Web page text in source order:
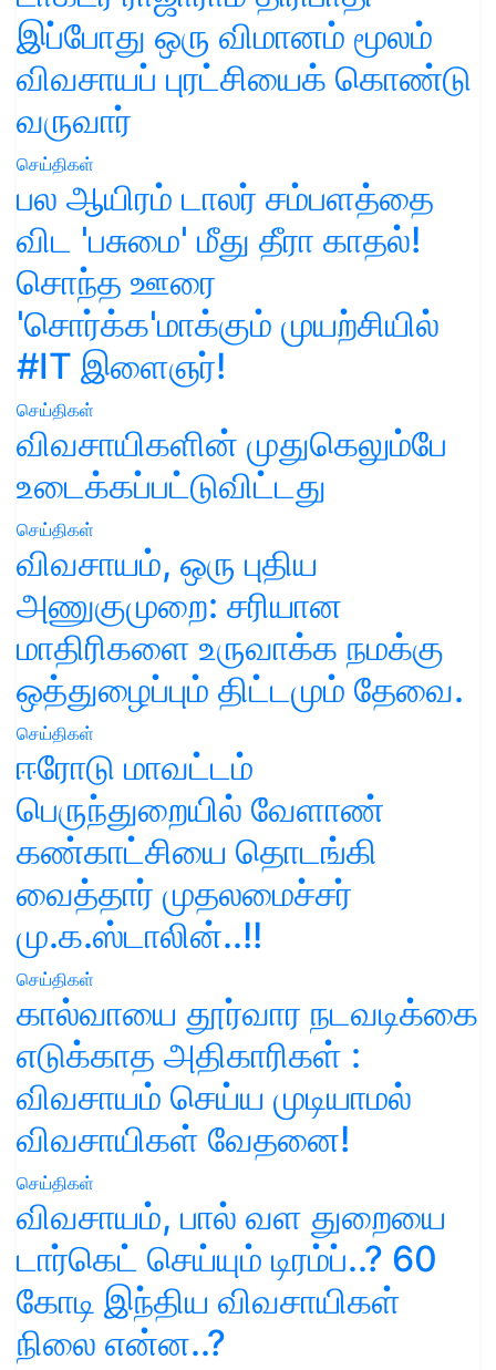
இப்போது ஒரு விமானம் மூலம்
விவசாயப் புரட்சியைக் கொண்டு
வருவார்
செய்திகள்
பல ஆயிரம் டாலர் சம்பளத்தை
விட 'பசுமை' மீது தீரா காதல்!
சொந்த ஊரை
'சொர்க்க'மாக்கும் முயற்சியில்
#IT இளைஞர்!
செய்திகள்
விவசாயிகளின் முதுகெலும்பே
உடைக்கப்பட்டுவிட்டது
செய்திகள்
விவசாயம், ஒரு புதிய
அணுகுமுறை: சரியான
மாதிரிகளை உருவாக்க நமக்கு
ஒத்துழைப்பும் திட்டமும் தேவை.
செய்திகள்
ஈரோடு மாவட்டம்
பெருந்துறையில் வேளாண்
கண்காட்சியை தொடங்கி
வைத்தார் முதலமைச்சர்
மு.க.ஸ்டாலின்..!!
செய்திகள்
கால்வாயை தூர்வார நடவடிக்கை
எடுக்காத அதிகாரிகள் :
விவசாயம் செய்ய முடியாமல்
விவசாயிகள் வேதனை!
செய்திகள்
விவசாயம், பால் வள துறையை
டார்கெட் செய்யும் டிரம்ப்..? 60
கோடி இந்திய விவசாயிகள்
நிலை என்ன..?